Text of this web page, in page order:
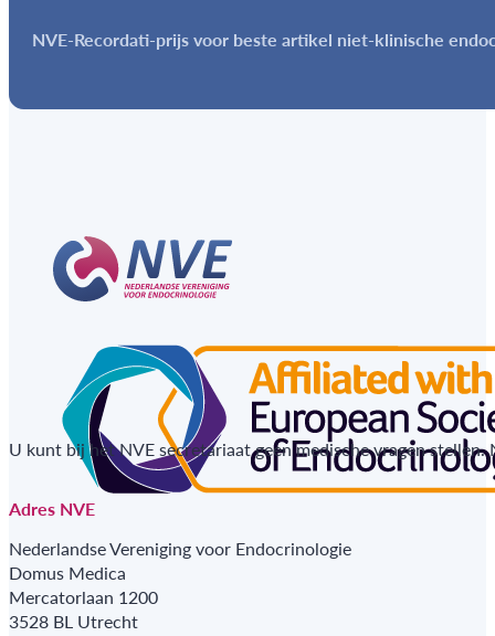
NVE-Recordati-prijs voor beste artikel niet-klinische
U kunt bij het NVE secretariaat geen medische vragen
Adres NVE
Nederlandse Vereniging voor Endocrinologie
Domus Medica
Mercatorlaan 1200
3528 BL Utrecht